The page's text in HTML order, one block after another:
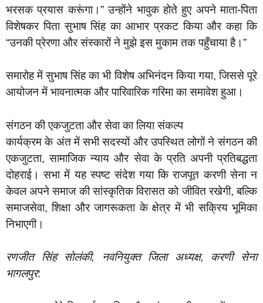
भरसक प्रयास करूंगा।” उन्होंने भावुक होते हुए अपने माता-पिता
विशेषकर पिता सुभाष सिंह का आभार प्रकट किया और कहा कि
“उनकी प्रेरणा और संस्कारों ने मुझे इस मुकाम तक पहुँचाया है।”
समारोह में सुभाष सिंह का भी विशेष अभिनंदन किया गया, जिससे पूरे
आयोजन में भावनात्मक और पारिवारिक गरिमा का समावेश हुआ।
संगठन की एकजुटता और सेवा का लिया संकल्प
कार्यक्रम के अंत में सभी सदस्यों और उपस्थित लोगों ने संगठन की
एकजुटता, सामाजिक न्याय और सेवा के प्रति अपनी प्रतिबद्धता
दोहराई। सभा में यह स्पष्ट संदेश गया कि राजपूत करणी सेना न
केवल अपने समाज की सांस्कृतिक विरासत को जीवित रखेगी, बल्कि
समाजसेवा, शिक्षा और जागरूकता के क्षेत्र में भी सक्रिय भूमिका
निभाएगी।
रणजीत सिंह सोलंकी, नवनियुक्त जिला अध्यक्ष, करणी सेना
भागलपुर: